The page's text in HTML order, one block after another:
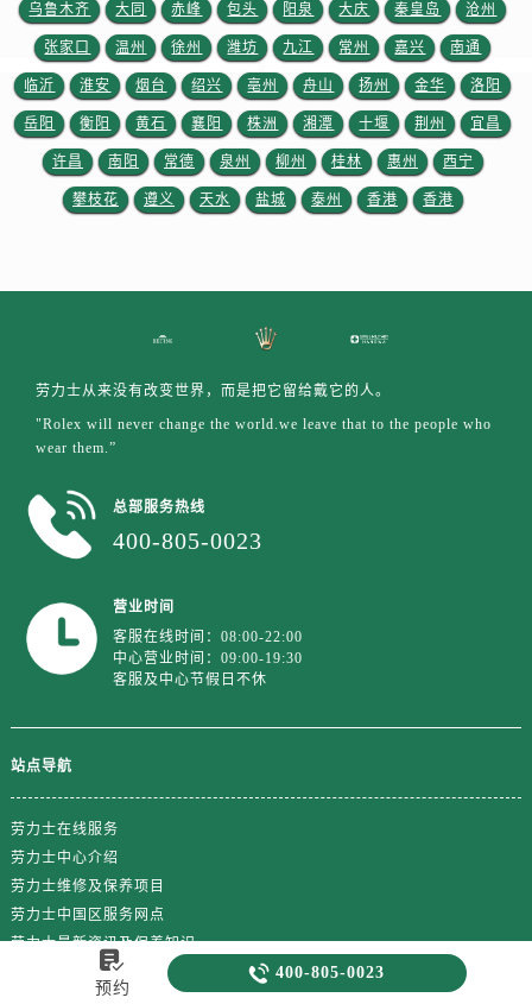
乌鲁木齐 大同 赤峰 包头 阳泉 大庆 秦皇岛 沧州
张家口 温州 徐州 潍坊 九江 常州 嘉兴 南通
临沂 淮安 烟台 绍兴 亳州 舟山 扬州 金华 洛阳
岳阳 衡阳 黄石 襄阳 株洲 湘潭 十堰 荆州 宜昌
许昌 南阳 常德 泉州 柳州 桂林 惠州 西宁
攀枝花 遵义 天水 盐城 泰州 香港 香港
劳力士从来没有改变世界，而是把它留给戴它的人。
"Rolex will never change the world.we leave that to the people who
wear them.”
总部服务热线
400-805-0023
营业时间
客服在线时间：08:00-22:00
中心营业时间：09:00-19:30
客服及中心节假日不休
站点导航
劳力士在线服务
劳力士中心介绍
劳力士维修及保养项目
劳力士中国区服务网点
劳力士最新资讯及保养知识

预约
 400-805-0023